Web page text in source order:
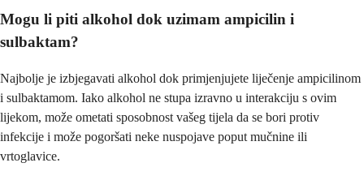
Mogu li piti alkohol dok uzimam ampicilin i
sulbaktam?
Najbolje je izbjegavati alkohol dok primjenjujete liječenje ampicilinom
i sulbaktamom. Iako alkohol ne stupa izravno u interakciju s ovim
lijekom, može ometati sposobnost vašeg tijela da se bori protiv
infekcije i može pogoršati neke nuspojave poput mučnine ili
vrtoglavice.